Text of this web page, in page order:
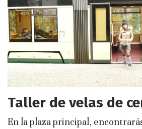
Taller de velas de
En la plaza principal,